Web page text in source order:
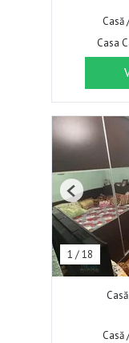
Casă
Casa
1 /18
Previous
Casă